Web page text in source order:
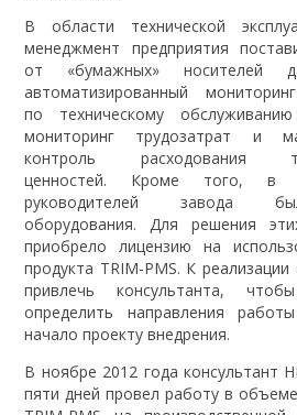
В области технической
менеджмент предприятия
от «бумажных» носителей
автоматизированный
по техническому
мониторинг трудозатрат и
контроль расходования
ценностей. Кроме того, в
руководителей завода
оборудования. Для решения
приобрело лицензию на
продукта TRIM-PMS. К
привлечь консультанта,
определить направления
начало проекту внедрения.
В ноябре 2012 года консультант
пяти дней провел работу в объеме